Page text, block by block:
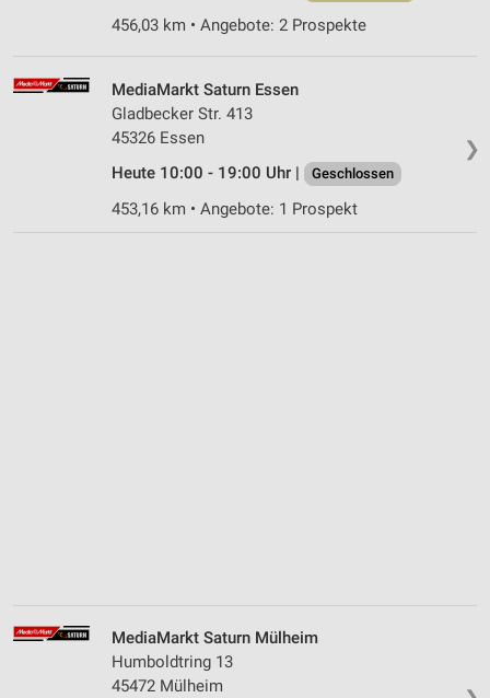
456,03 km • Angebote: 2 Prospekte
❯
MediaMarkt Saturn Essen
Gladbecker Str. 413
45326 Essen
Heute 10:00 - 19:00 Uhr |
Geschlossen
453,16 km • Angebote: 1 Prospekt
MediaMarkt Saturn Mülheim
Humboldtring 13
45472 Mülheim